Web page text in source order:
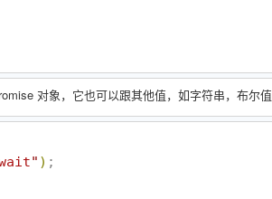
对象，它也可以跟其他值，如字符串，布尔值
" )